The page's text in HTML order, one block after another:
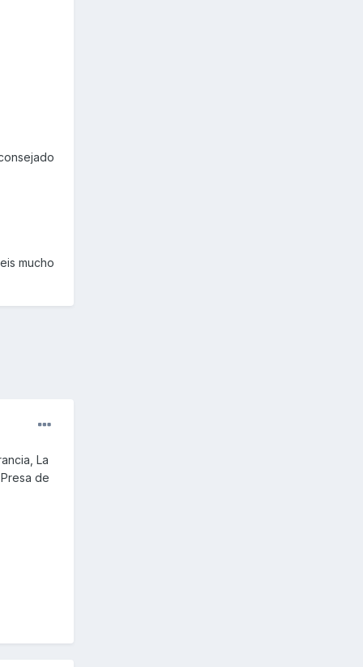
mucho
La
de